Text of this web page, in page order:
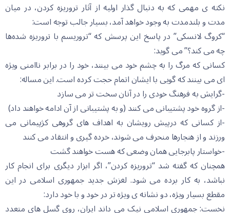
نکته ی مهمی که به دنبال گذار اولیه از آثار تروریزه کردن، در میان
مدت و بلندمدت به وجود خواهد آمد، بسیار جالب توجه است:
“کروگ لانسکی” در پاسخ این پرسش که “تروریسم با تروریزه شده‌ها
چه می کند؟” می گوید:
کسانی که مرگ را به چشم خود می بینند، خود را در برابر ناامنی ویژه
ای می بینند که گویی با ایشان اتمام حجت کرده است. این مساله:
-گرایش به فرهنگ خودی را در آنان سخت تر می سازد
-از گروه خود پشتیبانی می کنند (و به پشتیبانی از آن ادامه خواهند داد)
-از کسانی که درپیش رویشان به اهداف های گروهی کژپیمانی می
ورزند و از هنجارها منحرف می شوند، خرده گیری و انتقاد می کنند
-خواستار پابرجایی همان وضعی که هست خواهند گشت
همچنان که گفته شد “تروریزه کردن”، اگر ابزار دیگری برای انجام کار
نباشد، به کار برده می شود. لغزش جدید جمهوری اسلامی در این
مقطع بسیار ویژه، دو نشانه ی ویژه تر در خود و با خود دارد:
نخست: جمهوری اسلامی نیک می داند ایران، روی گسل های متعدد